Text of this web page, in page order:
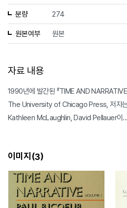
분량 274
원본여부 원본
자료 내용
1990년에 발간된 『TIME AND
The University of Chicago Press, 저자는
Kathleen McLaughlin, David Pellauer이...
이미지(3)